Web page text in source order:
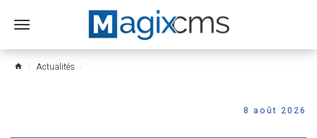
Ouvrir
menu
home Actualités
8 août 2026